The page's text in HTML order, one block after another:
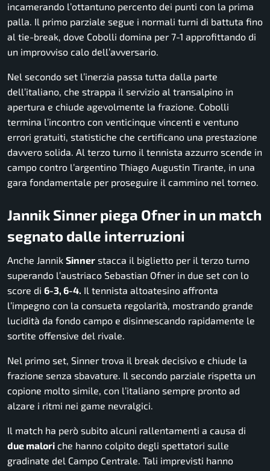
incamerando l’ottantuno percento dei punti con la prima
palla. Il primo parziale segue i normali turni di battuta fino
al tie-break, dove Cobolli domina per 7-1 approfittando di
un improvviso calo dell’avversario.
Nel secondo set l’inerzia passa tutta dalla parte
dell’italiano, che strappa il servizio al transalpino in
apertura e chiude agevolmente la frazione. Cobolli
termina l’incontro con venticinque vincenti e ventuno
errori gratuiti, statistiche che certificano una prestazione
davvero solida. Al terzo turno il tennista azzurro scende in
campo contro l’argentino Thiago Augustin Tirante, in una
gara fondamentale per proseguire il cammino nel torneo.
Jannik Sinner piega Ofner in un match
segnato dalle interruzioni
Anche Jannik Sinner stacca il biglietto per il terzo turno
superando l’austriaco Sebastian Ofner in due set con lo
score di 6-3, 6-4. Il tennista altoatesino affronta
l’impegno con la consueta regolarità, mostrando grande
lucidità da fondo campo e disinnescando rapidamente le
sortite offensive del rivale.
Nel primo set, Sinner trova il break decisivo e chiude la
frazione senza sbavature. Il secondo parziale rispetta un
copione molto simile, con l’italiano sempre pronto ad
alzare i ritmi nei game nevralgici.
Il match ha però subito alcuni rallentamenti a causa di
due malori che hanno colpito degli spettatori sulle
gradinate del Campo Centrale. Tali imprevisti hanno